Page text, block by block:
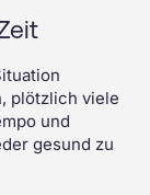
plötzlich viele
und
gesund zu